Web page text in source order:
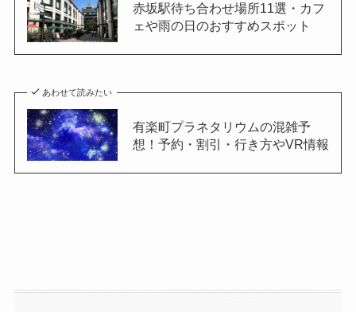
赤坂駅待ち合わせ場所11選・カフ
ェや雨の日のおすすめスポット
あわせて読みたい
有楽町プラネタリウムの混雑予
想！予約・割引・行き方やVR情報